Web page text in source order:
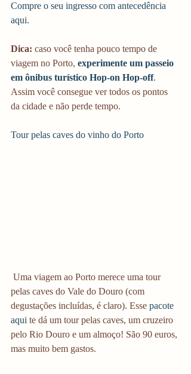
Compre o seu ingresso com antecedência
aqui.
Dica: caso você tenha pouco tempo de
viagem no Porto, experimente um passeio
em ônibus turístico Hop-on Hop-off.
Assim você consegue ver todos os pontos
da cidade e não perde tempo.
Tour pelas caves do vinho do Porto
pelas caves do Vale do Douro (com
degustações incluídas, é claro). Esse pacote
aqui te dá um tour pelas caves, um cruzeiro
pelo Rio Douro e um almoço! São 90 euros,
mas muito bem gastos.